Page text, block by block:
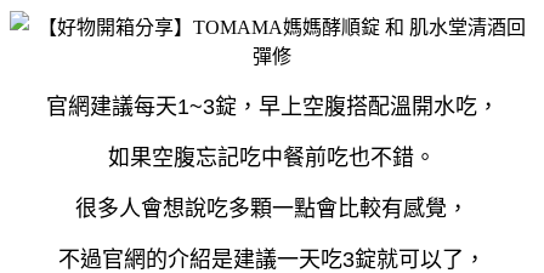
官網建議每天1~3錠，早上空腹搭配溫開水吃，
如果空腹忘記吃中餐前吃也不錯。
很多人會想說吃多顆一點會比較有感覺，
不過官網的介紹是建議一天吃3錠就可以了，